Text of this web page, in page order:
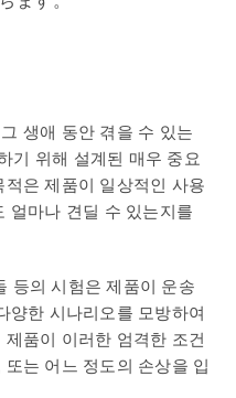
생애 동안 겪을 수 있는
기 위해 설계된 매우 중요
은 제품이 일상적인 사용
얼마나 견딜 수 있는지를
등의 시험은 제품이 운송
양한 시나리오를 모방하여
품이 이러한 엄격한 조건
는 어느 정도의 손상을 입